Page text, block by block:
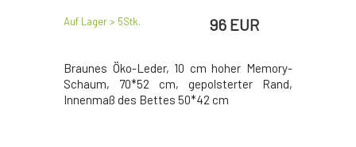
Auf Lager > 5Stk. 96 EUR
Braunes Öko-Leder, 10 cm hoher Memory-
Schaum, 70*52 cm, gepolsterter Rand,
Innenmaß des Bettes 50*42 cm